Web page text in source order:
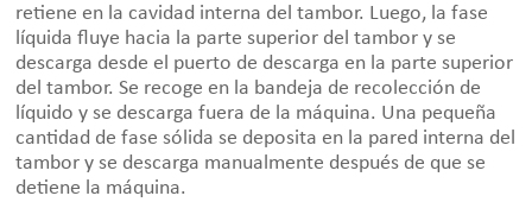
retiene en la cavidad interna del tambor. Luego, la fase
líquida fluye hacia la parte superior del tambor y se
descarga desde el puerto de descarga en la parte superior
del tambor. Se recoge en la bandeja de recolección de
líquido y se descarga fuera de la máquina. Una pequeña
cantidad de fase sólida se deposita en la pared interna del
tambor y se descarga manualmente después de que se
detiene la máquina.